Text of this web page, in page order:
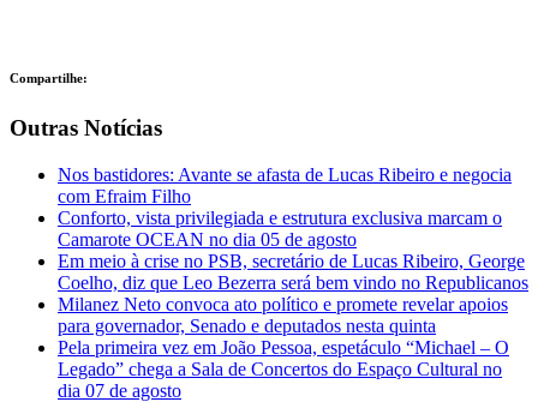
Compartilhe:
Outras Notícias
Nos bastidores: Avante se afasta de Lucas Ribeiro e negocia
com Efraim Filho
Conforto, vista privilegiada e estrutura exclusiva marcam o
Camarote OCEAN no dia 05 de agosto
Em meio à crise no PSB, secretário de Lucas Ribeiro, George
Coelho, diz que Leo Bezerra será bem vindo no Republicanos
Milanez Neto convoca ato político e promete revelar apoios
para governador, Senado e deputados nesta quinta
Pela primeira vez em João Pessoa, espetáculo “Michael – O
Legado” chega a Sala de Concertos do Espaço Cultural no
dia 07 de agosto